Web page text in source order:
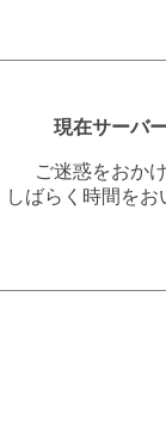
現在サーバ
ご迷惑をおか
しばらく時間を